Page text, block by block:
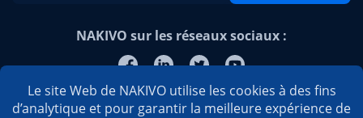
NAKIVO sur les réseaux sociaux :
Le site Web de NAKIVO utilise les cookies à des fins
d’analytique et pour garantir la meilleure expérience de